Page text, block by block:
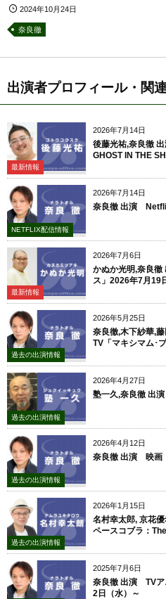
2024年10月24日
奈良徹
出演者プロフィール・関
2026年7月14日
最新情報
後藤光祐,奈良徹
GHOST IN THE
2026年7月14日
NETFLIX配信情報
奈良徹 出演
2026年7月6日
最新情報
かぬか光明,奈良
ス」2026年7月19
2026年5月25日
過去の出演情報
奈良徹,木下紗華,
TV「マキシマム･
2026年4月27日
過去の出演情報
塾一久,奈良徹 出
2026年4月12日
過去の出演情報
奈良徹 出演 映画
2026年1月15日
過去の出演情報
名村幸太郎, 京花
ペースコブラ：
2025年7月6日
奈良徹 出演 TVア
2日（水）～